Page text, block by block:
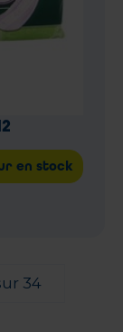
en stock
34